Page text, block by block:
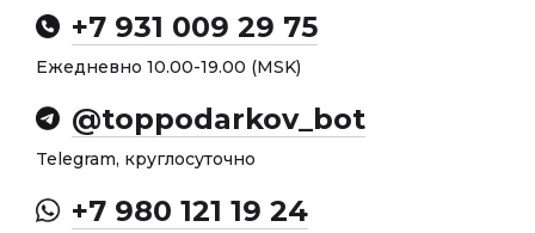
+7 931 009 29 75
Ежедневно 10.00-19.00 (MSK)
@toppodarkov_bot
Telegram, круглосуточно
+7 980 121 19 24